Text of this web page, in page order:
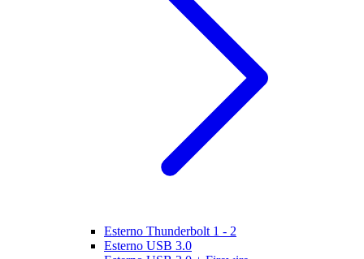
Esterno Thunderbolt 1 - 2
Esterno USB 3.0